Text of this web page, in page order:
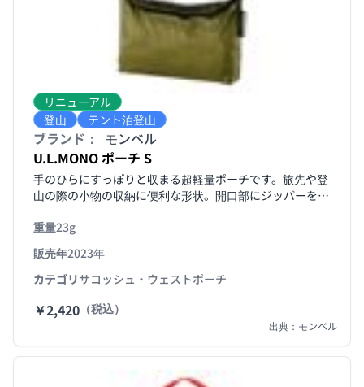
リニューアル
登山
テント泊登山
ブランド：
モンベル
U.L.MONO ポーチ S
手のひらにすっぽりと収まる超軽量ポーチです。旅先や登
山の際の小物の収納に便利な形状。開口部にジッパーを設
けています。テープの長さは調節可能で、余りは本体に収
納できます。登山地図サイズに対応。
重量23g
販売年2023年
カテゴリサコッシュ・ウェストポーチ
￥2,420 （税込）
出典：モンベル